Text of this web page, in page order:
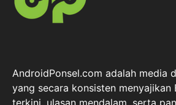
AndroidPonsel.com adalah media
yang secara konsisten menyajikan
terkini, ulasan mendalam, serta